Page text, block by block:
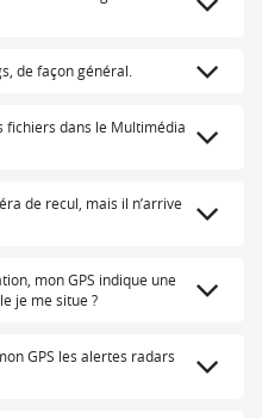
de façon général.
fichiers dans le Multimédia
de recul, mais il n’arrive
mon GPS indique une
je me situe ?
GPS les alertes radars